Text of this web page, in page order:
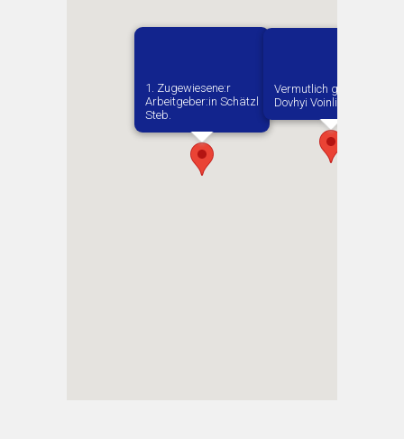
Vermutlich geboren in
Dovhyi Voinliv
1. Zugewiesene:r
Arbeitgeber:in​ Schätzl
Steb.